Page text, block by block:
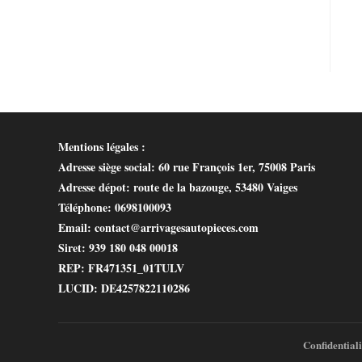
Mentions légales :
Adresse siège social: 60 rue François 1er, 75008 Paris
Adresse dépot: route de la bazouge, 53480 Vaiges
Téléphone: 0698100093
Email: contact@arrivagesautopieces.com
Siret: 939 180 048 00018
REP: FR471351_01TULV
LUCID: DE4257822110286